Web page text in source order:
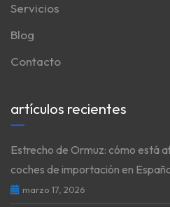
Servicios
Blog
Contacto
artículos recientes
Estrecho de Ormuz: cómo está
coches de importación en
marzo 17, 2026